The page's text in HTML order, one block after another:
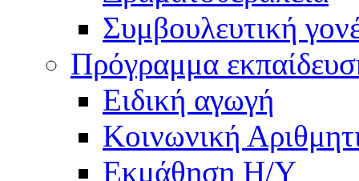
Συμβουλευτική
Πρόγραμμα
Ειδική αγωγή
Κοινωνική
Εκμάθηση Η/Υ